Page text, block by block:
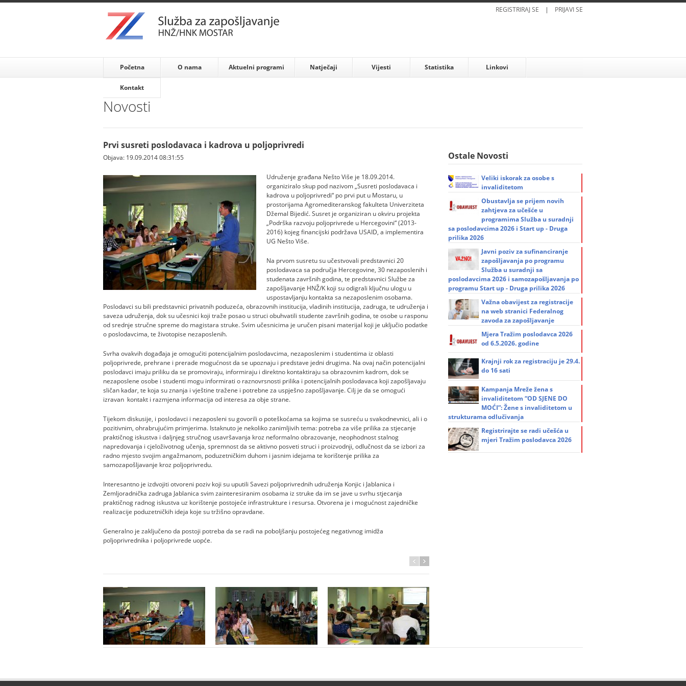
REGISTRIRAJ SE | PRIJAVI SE
Početna O nama Aktuelni programi Natječaji Vijesti Statistika Linkovi
Kontakt
Novosti
Prvi susreti poslodavaca i kadrova u poljoprivredi
Objava: 19.09.2014 08:31:55
Udruženje građana Nešto Više je 18.09.2014.
organiziralo skup pod nazivom „Susreti poslodavaca i
kadrova u poljoprivredi“ po prvi put u Mostaru, u
prostorijama Agromediteranskog fakulteta Univerziteta
Džemal Bijedić. Susret je organiziran u okviru projekta
„Podrška razvoju poljoprivrede u Hercegovini“ (2013-
2016) kojeg financijski podržava USAID, a implementira
UG Nešto Više.
Na prvom susretu su učestvovali predstavnici 20
poslodavaca sa područja Hercegovine, 30 nezaposlenih i
studenata završnih godina, te predstavnici Službe za
zapošljavanje HNŽ/K koji su odigrali ključnu ulogu u
uspostavljanju kontakta sa nezaposlenim osobama.
Poslodavci su bili predstavnici privatnih poduzeća, obrazovnih institucija, vladinih institucija, zadruga, te udruženja i
saveza udruženja, dok su učesnici koji traže posao u struci obuhvatili studente završnih godina, te osobe u rasponu
od srednje stručne spreme do magistara struke. Svim učesnicima je uručen pisani materijal koji je uključio podatke
o poslodavcima, te životopise nezaposlenih.
Svrha ovakvih događaja je omogućiti potencijalnim poslodavcima, nezaposlenim i studentima iz oblasti
poljoprivrede, prehrane i prerade mogućnost da se upoznaju i predstave jedni drugima. Na ovaj način potencijalni
poslodavci imaju priliku da se promoviraju, informiraju i direktno kontaktiraju sa obrazovnim kadrom, dok se
nezaposlene osobe i studenti mogu informirati o raznovrsnosti prilika i potencijalnih poslodavaca koji zapošljavaju
sličan kadar, te koja su znanja i vještine tražene i potrebne za uspješno zapošljavanje. Cilj je da se omogući
izravan kontakt i razmjena informacija od interesa za obje strane.
Tijekom diskusije, i poslodavci i nezaposleni su govorili o poteškoćama sa kojima se susreću u svakodnevnici, ali i o
pozitivnim, ohrabrujućim primjerima. Istaknuto je nekoliko zanimljivih tema: potreba za više prilika za stjecanje
praktičnog iskustva i daljnjeg stručnog usavršavanja kroz neformalno obrazovanje, neophodnost stalnog
napredovanja i cjeloživotnog učenja, spremnost da se aktivno posveti struci i proizvodnji, odlučnost da se izbori za
radno mjesto svojim angažmanom, poduzetničkim duhom i jasnim idejama te korištenje prilika za
samozapošljavanje kroz poljoprivredu.
Interesantno je izdvojiti otvoreni poziv koji su uputili Savezi poljoprivrednih udruženja Konjic i Jablanica i
Zemljoradnička zadruga Jablanica svim zainteresiranim osobama iz struke da im se jave u svrhu stjecanja
praktičnog radnog iskustva uz korištenje postojeće infrastrukture i resursa. Otvorena je i mogućnost zajedničke
realizacije poduzetničkih ideja koje su tržišno opravdane.
Generalno je zaključeno da postoji potreba da se radi na poboljšanju postojećeg negativnog imidža
poljoprivrednika i poljoprivrede uopće.
Ostale Novosti
Veliki iskorak za osobe s
invaliditetom
Obustavlja se prijem novih
zahtjeva za učešće u
programima Služba u suradnji
sa poslodavcima 2026 i Start up - Druga
prilika 2026
Javni poziv za sufinanciranje
zapošljavanja po programu
Služba u suradnji sa
poslodavcima 2026 i samozapošljavanja po
programu Start up - Druga prilika 2026
Važna obavijest za registracije
na web stranici Federalnog
zavoda za zapošljavanje
Mjera Tražim poslodavca 2026
od 6.5.2026. godine
Krajnji rok za registraciju je 29.4.
do 16 sati
Kampanja Mreže žena s
invaliditetom “OD SJENE DO
MOĆI”: Žene s invaliditetom u
strukturama odlučivanja
Registrirajte se radi učešća u
mjeri Tražim poslodavca 2026